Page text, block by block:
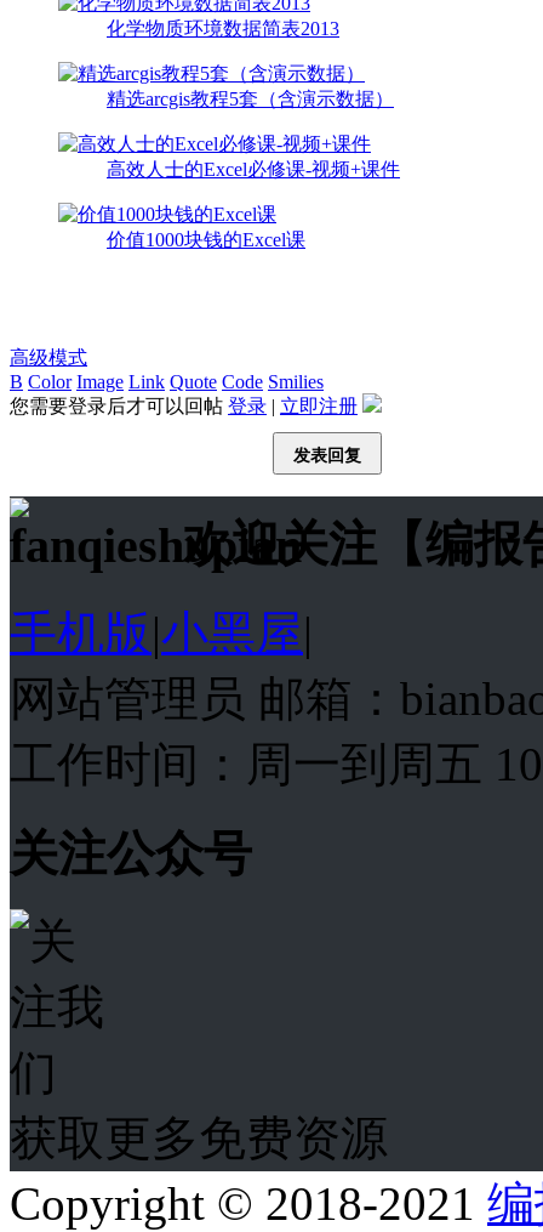
化学物质环境数据简表2013
精选arcgis教程5套（含演示数据）
高效人士的Excel必修课-视频+课件
价值1000块钱的Excel课
高级模式
B Color Image Link Quote Code Smilies
您需要登录后才可以回帖 登录 | 立即注册
发表回复
欢迎关注【编报
手机版|小黑屋|
网站管理员 邮箱：
工作时间：周一到周五
关注公众号
获取更多免费资源
Copyright © 2018-2021